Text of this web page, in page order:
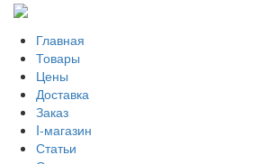
Главная
Товары
Цены
Доставка
Заказ
I-магазин
Статьи